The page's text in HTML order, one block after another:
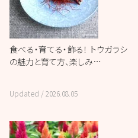
食べる・育てる・飾る！ トウガラシ
の魅力と育て方、楽しみ…
Updated /2026.08.05